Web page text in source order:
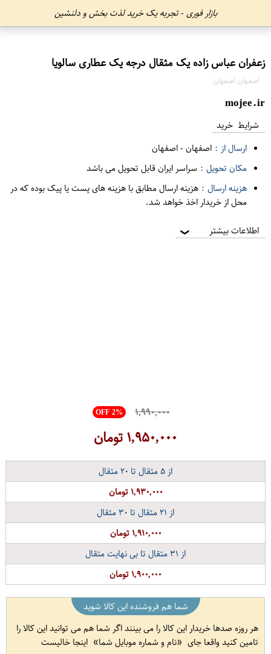
بازار فوری - تجربه یک خرید لذت بخش و دلنشین
زعفران عباس زاده یک مثقال درجه یک عطاری سالویا
اصفهان اصفهان
mojee.ir
شرایط خرید
ارسال از : اصفهان-اصفهان
مکان تحویل : سراسر ایران قابل تحویل می باشد
هزینه ارسال : هزینه ارسال مطابق با هزینه های پست یا پیک بوده که در
محل از خریدار اخذ خواهد شد.
اطلاعات بیشتر ❯
OFF 2% ۱,۹۹۰,۰۰۰
۱,۹۵۰,۰۰۰تومان
از ۵مثقال تا ۲۰ مثقال
۱,۹۳۰,۰۰۰ تومان
از ۲۱ مثقال تا ۳۰ مثقال
۱,۹۱۰,۰۰۰ تومان
از ۳۱ مثقال تا بی نهایت مثقال
۱,۹۰۰,۰۰۰ تومان
شما هم فروشنده این کالا شوید
هر روزه صدها خریدار این کالا را می بینند اگر شما هم می توانید این کالا را
تامین کنید واقعا جای
نام و شماره موبایل شما اینجا خالیست